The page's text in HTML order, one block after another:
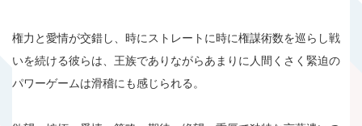
権力と愛情が交錯し、時にストレートに時に権謀術数を巡らし戦
いを続ける彼らは、王族でありながらあまりに人間くさく緊迫の
パワーゲームは滑稽にも感じられる。